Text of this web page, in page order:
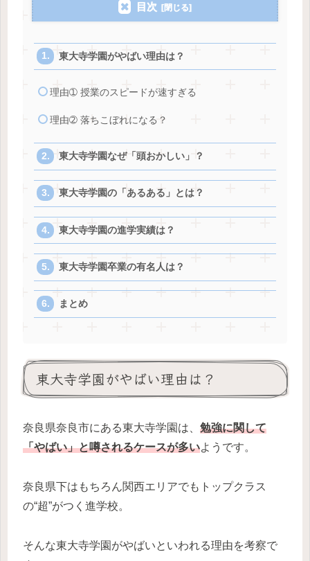
目次
東大寺学園がやばい理由は？
理由➀ 授業のスピードが速すぎる
理由➁ 落ちこぼれになる？
東大寺学園なぜ「頭おかしい」？
東大寺学園の「あるある」とは？
東大寺学園の進学実績は？
東大寺学園卒業の有名人は？
まとめ
東大寺学園がやばい理由は？
奈良県奈良市にある東大寺学園は、 勉強に関して
「やばい」と噂されるケースが多いようです。
奈良県下はもちろん関西エリアでもトップクラス
の“超”がつく進学校。
そんな東大寺学園がやばいといわれる理由を考察で